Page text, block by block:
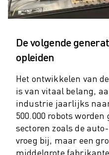
OPSLAG & LOGISTIEK
TOEPASSINGEN
5-ASSIGE BEWERKING
BOOGLASSEN
CNC SLIJPEN
CNC DRAAIEN
BOREN EN TAPPEN MET HOGE
SPUITGIETEN
MACHINE BELADING
De volgende
opleiden
Het ontwikkelen van
is van vitaal belang,
industrie jaarlijks
500.000 robots
sectoren zoals de
vroeg bij, maar een
middelgrote